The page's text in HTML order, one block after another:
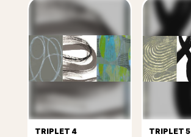
TRIPLET 4 TRIPLET 5